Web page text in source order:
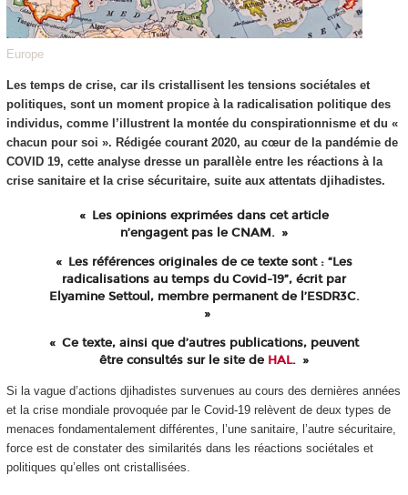
Europe
Les temps de crise, car ils cristallisent les tensions sociétales et
politiques, sont un moment propice à la radicalisation politique des
individus, comme l’illustrent la montée du conspirationnisme et du «
chacun pour soi ». Rédigée courant 2020, au cœur de la pandémie de
COVID 19, cette analyse dresse un parallèle entre les réactions à la
crise sanitaire et la crise sécuritaire, suite aux attentats djihadistes.
Les opinions exprimées dans cet article
n’engagent pas le CNAM.
Les références originales de ce texte sont : “Les
radicalisations au temps du Covid-19”, écrit par
Elyamine Settoul, membre permanent de l’ESDR3C.
Ce texte, ainsi que d’autres publications, peuvent
être consultés sur le site de HAL.
Si la vague d’actions djihadistes survenues au cours des dernières années
et la crise mondiale provoquée par le Covid-19 relèvent de deux types de
menaces fondamentalement différentes, l’une sanitaire, l’autre sécuritaire,
force est de constater des similarités dans les réactions sociétales et
politiques qu’elles ont cristallisées.